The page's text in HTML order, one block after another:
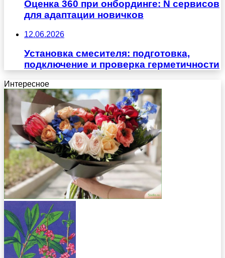
Оценка 360 при онбординге: N сервисов
для адаптации новичков
12.06.2026
Установка смесителя: подготовка,
подключение и проверка герметичности
Интересное